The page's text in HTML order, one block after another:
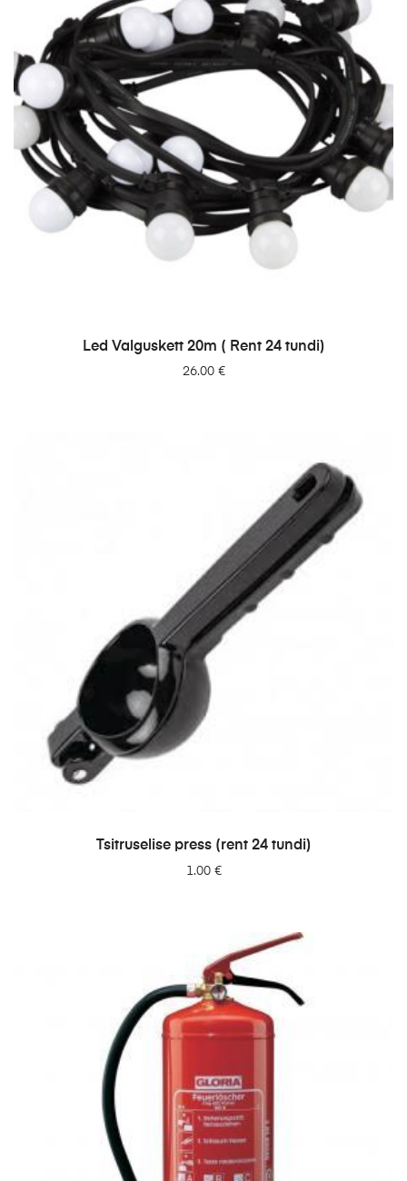
LISA PÄRINGUSSE
Led Valguskett 20m ( Rent 24 tundi)
26.00 €
LISA PÄRINGUSSE
Tsitruselise press (rent 24 tundi)
1.00 €